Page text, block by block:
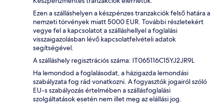
Ezen a szálláshelyen a készpénzes tranzakciók felső határa a
nemzeti törvények miatt 5000 EUR. További részletekért
vegye fel a kapcsolatot a szálláshellyel a foglalási
visszaigazolásban lévő kapcsolatfelvételi adatok
segítségével.
A szálláshely regisztrációs száma: IT065116C15YJ2JR9L
Ha lemondod a foglalásodat, a házigazda lemondási
szabályzata fog rád vonatkozni. A fogyasztók jogairól szóló
EU-s szabályozás értelmében a szállásfoglalási
szolgáltatások esetén nem illet meg az elállási jog.